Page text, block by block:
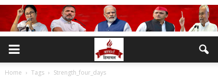
Home Tags Strength_four_days